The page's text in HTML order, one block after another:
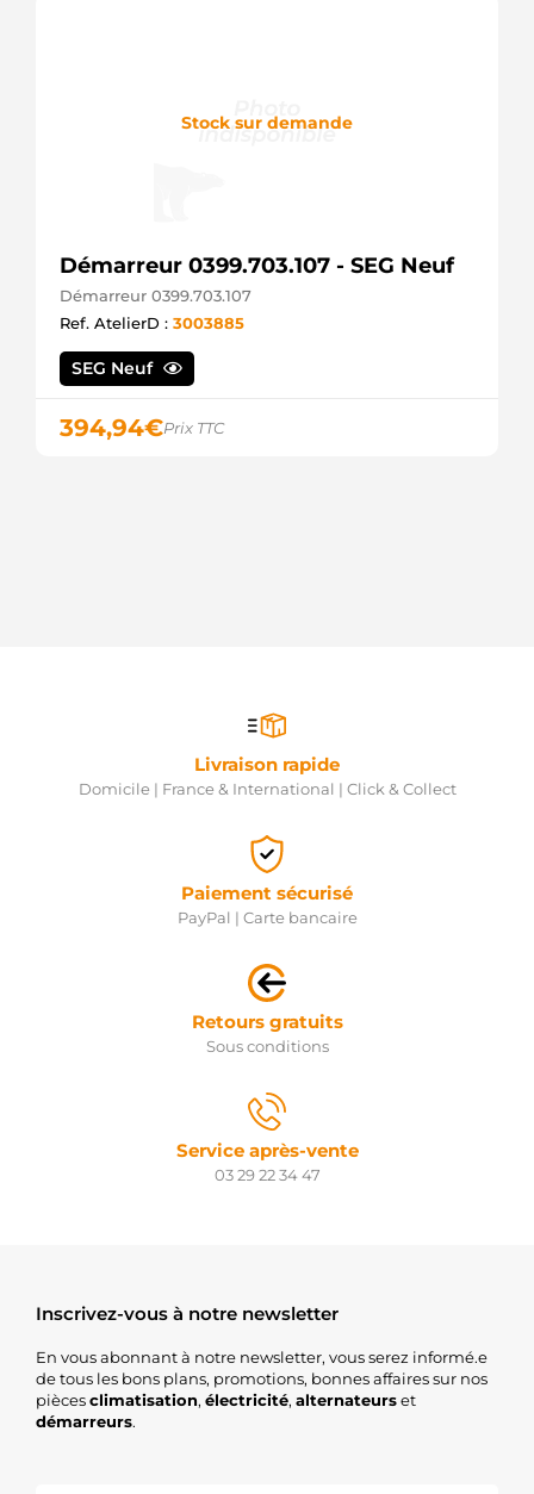
Stock sur demande
Démarreur 0399.703.107 - SEG Neuf
Démarreur 0399.703.107
Ref. AtelierD : 3003885
SEG Neuf
394,94€Prix TTC
Livraison rapide
Domicile | France & International | Click & Collect
Paiement sécurisé
PayPal | Carte bancaire
Retours gratuits
Sous conditions
Service après-vente
03 29 22 34 47
Inscrivez-vous à notre newsletter
En vous abonnant à notre newsletter, vous serez informé.e
de tous les bons plans, promotions, bonnes affaires sur nos
piècesclimatisation, électricité, alternateurset
démarreurs.